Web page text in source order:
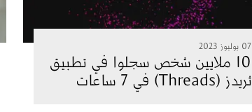
07 يوليوز 2023
10 ملايين شخص سجلوا في تطبيق
ثريدز (Threads) في 7 ساعات